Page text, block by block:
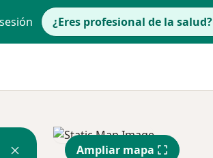
¿Eres profesional de la salud?
Ampliar mapa